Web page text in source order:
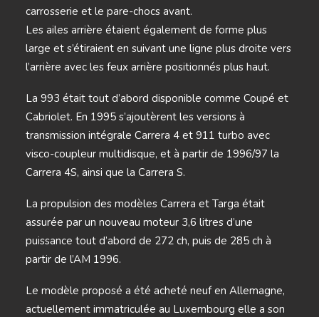
carrosserie et le pare-chocs avant.
Les ailes arrière étaient également de forme plus
large et s’étiraient en suivant une ligne plus droite vers
l’arrière avec les feux arrière positionnés plus haut.
La 993 était tout d’abord disponible comme Coupé et
Cabriolet. En 1995 s’ajoutèrent les versions à
transmission intégrale Carrera 4 et 911 turbo avec
visco-coupleur multidisque, et à partir de 1996/97 la
Carrera 4S, ainsi que la Carrera S.
La propulsion des modèles Carrera et Targa était
assurée par un nouveau moteur 3,6 litres d’une
puissance tout d’abord de 272 ch, puis de 285 ch à
partir de l’AM 1996.
Le modèle proposé a été acheté neuf en Allemagne,
actuellement immatriculée au Luxembourg elle a son